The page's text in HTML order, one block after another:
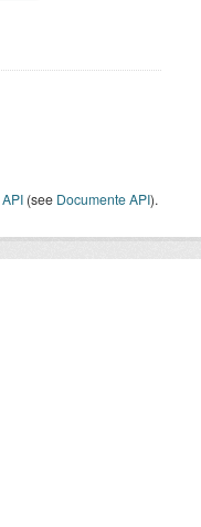
API (see Documente API).